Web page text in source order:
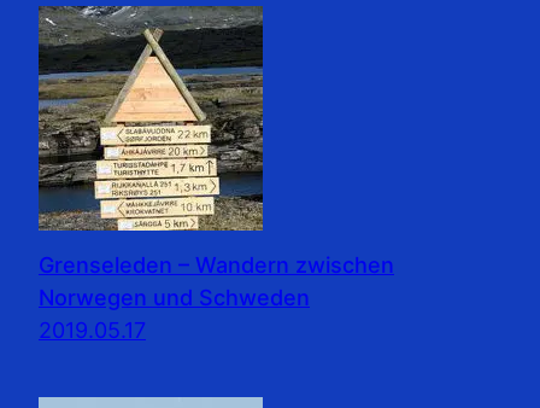
Grenseleden – Wandern zwischen
Norwegen und Schweden
2019.05.17